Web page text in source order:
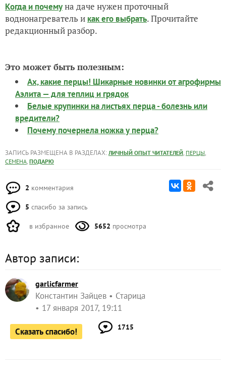
Когда и почемуна даче нужен проточный
воднонагреватель и как его выбрать. Прочитайте
редакционный разбор.
Это может быть полезным:
Ах, какие перцы! Шикарные новинки от агрофирмы
Аэлита — для теплиц и грядок
Белые крупинки на листьях перца - болезнь или
вредители?
Почему почернела ножка у перца?
ЗАПИСЬ РАЗМЕЩЕНА В РАЗДЕЛАХ: ЛИЧНЫЙ ОПЫТ ЧИТАТЕЛЕЙ, ПЕРЦЫ,
СЕМЕНА, ПОДАРЮ
2 комментария
5 спасибо за запись
в избранное 5652 просмотра
Автор записи:
garlicfarmer
Константин Зайцев
Старица
17 января 2017, 19:11
Сказать спасибо! 1715